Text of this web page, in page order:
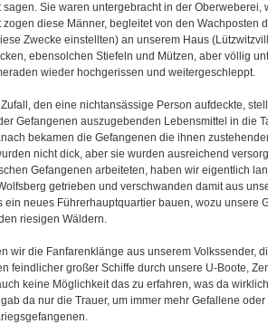
sagen. Sie waren untergebracht in der
diese Männer, begleitet von den Wachposten
Zwecke einstellten) an unserem Haus
ebensolchen Stiefeln und Mützen, aber völlig
wieder hochgerissen und weitergeschleppt.
den eine nichtansässige Person aufdeckte,
Gefangenen auszugebenden Lebensmittel in die
bekamen die Gefangenen die ihnen
nicht dick, aber sie wurden ausreichend
Gefangenen arbeiteten, haben wir eigentlich
getrieben und verschwanden damit aus
ein neues Führerhauptquartier bauen, wozu unsere
riesigen Wäldern.
wir die Fanfarenklänge aus unserem Volkssender,
feindlicher großer Schiffe durch unsere U-Boote,
keine Möglichkeit das zu erfahren, was da
da nur die Trauer, um immer mehr Gefallene